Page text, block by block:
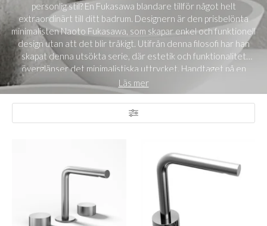
personlig stil? En Fukasawa blandare tillför något helt
extraordinärt till ditt badrum. Designern är den prisbelönta
minimalisten Naoto Fukasawa, som skapar enkel och funktionell
design utan att det blir tråkigt. Utifrån denna filosofi har han
skapat denna utsökta serie, där estetik och funktionalitet
överglänser det minimalistiska uttrycket. Handtaget på en
Fukasawa-kran påminner om formerna som finns på en
stereoanläggning och pipen är smal, elegant och strömlinjeformad,
vilket ger kranen ett exklusivt och sofistikerat utseende som
passar alla tvättställ. Se hela vår Fukasawa-serie
Läs mer